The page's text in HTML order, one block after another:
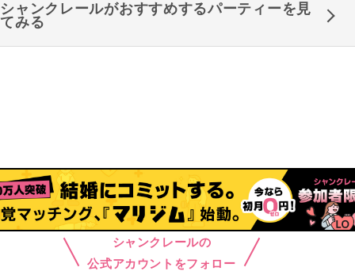
シャンクレールがおすすめするパーティーを見
てみる
シャンクレールの
公式アカウントをフォロー